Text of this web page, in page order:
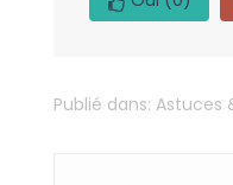
Publié dans: Astuces